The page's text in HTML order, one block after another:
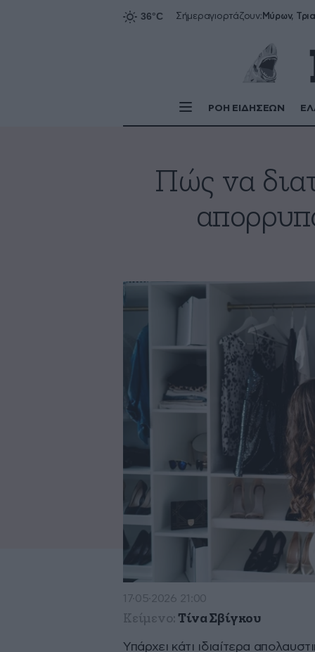
Σήμεραγιορτάζουν:
ΡΟΗ ΕΙΔΗΣΕΩΝ
Πώς να
17·05·2026 21:00
Κείμενο: Τίνα Σβίγκου
Υπάρχει κάτι ιδιαίτερα